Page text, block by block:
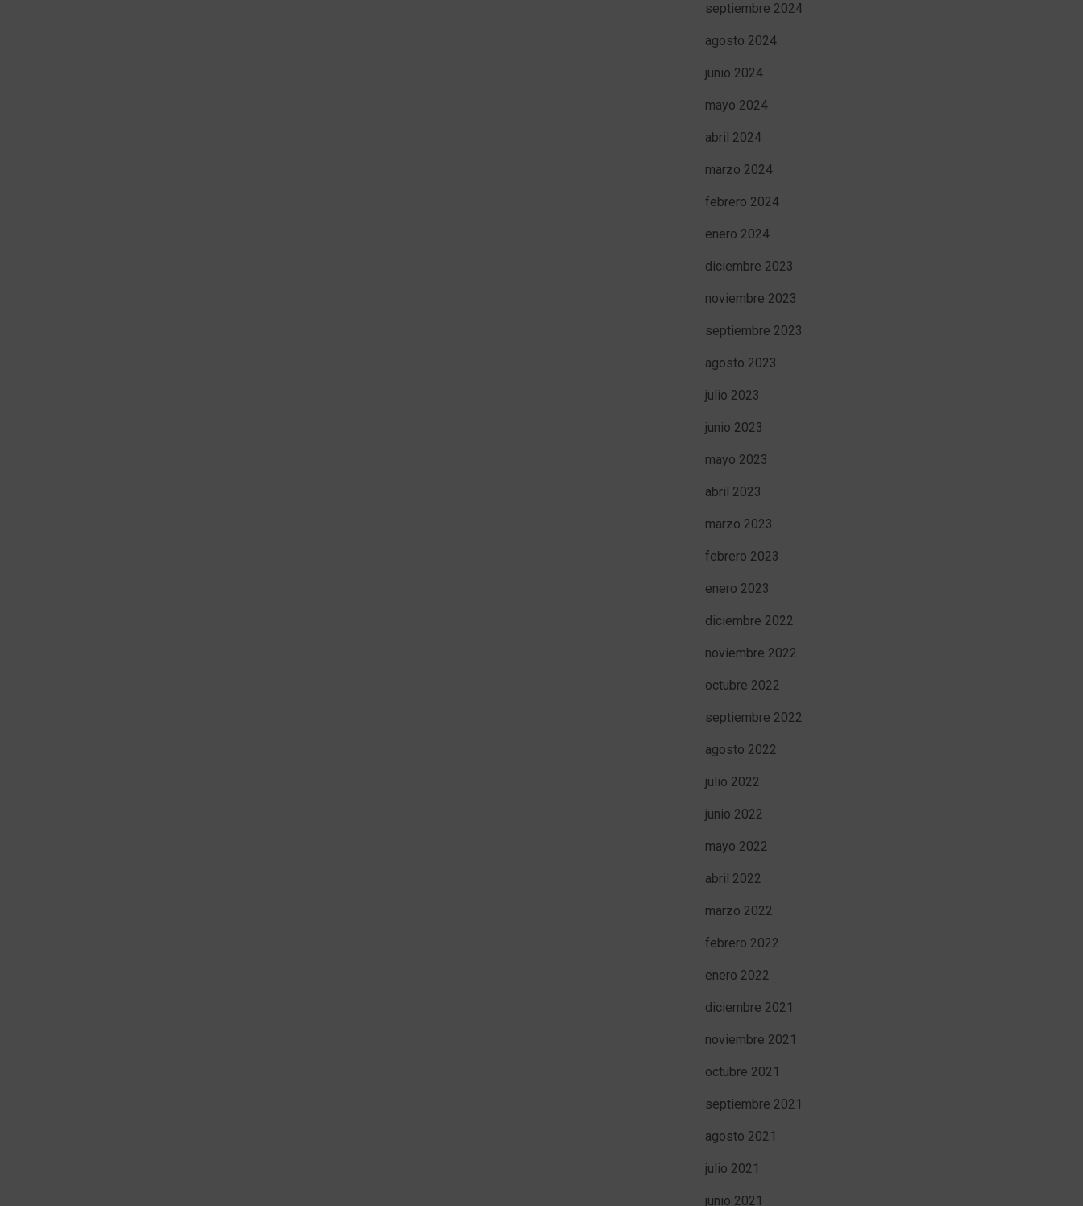
septiembre 2024
agosto 2024
junio 2024
mayo 2024
abril 2024
marzo 2024
febrero 2024
enero 2024
diciembre 2023
noviembre 2023
septiembre 2023
agosto 2023
julio 2023
junio 2023
mayo 2023
abril 2023
marzo 2023
febrero 2023
enero 2023
diciembre 2022
noviembre 2022
octubre 2022
septiembre 2022
agosto 2022
julio 2022
junio 2022
mayo 2022
abril 2022
marzo 2022
febrero 2022
enero 2022
diciembre 2021
noviembre 2021
octubre 2021
septiembre 2021
agosto 2021
julio 2021
junio 2021